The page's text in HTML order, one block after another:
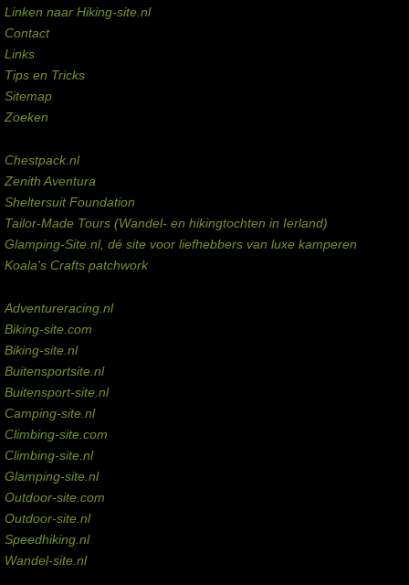
Linken naar Hiking-site.nl
Contact
Links
Tips en Tricks
Sitemap
Zoeken
Chestpack.nl
Zenith Aventura
Sheltersuit Foundation
Tailor-Made Tours (Wandel- en hikingtochten in Ierland)
Glamping-Site.nl, dé site voor liefhebbers van luxe kamperen
Koala's Crafts patchwork
Adventureracing.nl
Biking-site.com
Biking-site.nl
Buitensportsite.nl
Buitensport-site.nl
Camping-site.nl
Climbing-site.com
Climbing-site.nl
Glamping-site.nl
Outdoor-site.com
Outdoor-site.nl
Speedhiking.nl
Wandel-site.nl